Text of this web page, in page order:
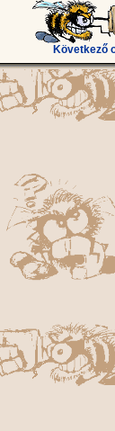
Következő